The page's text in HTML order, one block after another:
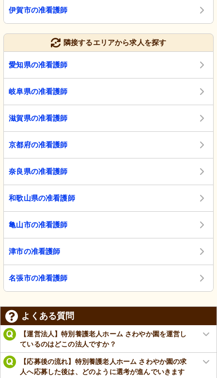
伊賀市の准看護師
隣接するエリアから求人を探す
愛知県の准看護師
岐阜県の准看護師
滋賀県の准看護師
京都府の准看護師
奈良県の准看護師
和歌山県の准看護師
亀山市の准看護師
津市の准看護師
名張市の准看護師
よくある質問
【運営法人】特別養護老人ホーム さわやか園を運営し
ているのはどこの法人ですか？
【応募後の流れ】特別養護老人ホーム さわやか園の求
人へ応募した後は、どのように選考が進んでいきます